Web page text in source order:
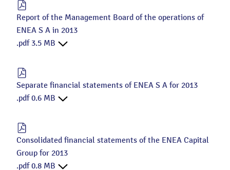
Report of the Management Board of the operations of
ENEA S A in 2013
.pdf 3.5 MB
Separate financial statements of ENEA S A for 2013
.pdf 0.6 MB
Consolidated financial statements of the ENEA Capital
Group for 2013
.pdf 0.8 MB